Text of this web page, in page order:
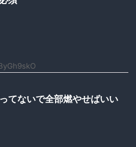
てないで全部燃やせばいい